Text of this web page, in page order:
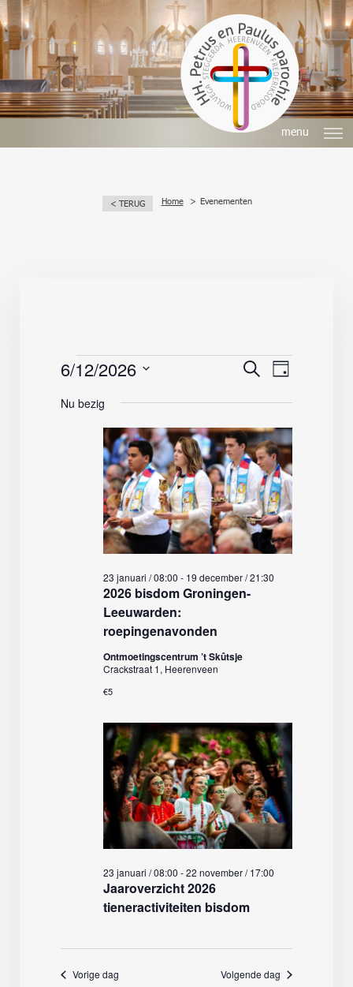
menu
< TERUG Home Evenementen
Evenementen
in
juni,
2026
en
weergeven
navigatie
Zoeken
Dag
6/12/2026
een
Nu bezig
2026 bisdom Groningen-
Leeuwarden:
roepingenavonden
23 januari / 08:00 - 19 december / 21:30
Ontmoetingscentrum ’t Skûtsje
Crackstraat 1, Heerenveen
€5
Jaaroverzicht 2026
tieneractiviteiten bisdom
23 januari / 08:00 -22 november / 17:00
Vorige dag Volgende dag